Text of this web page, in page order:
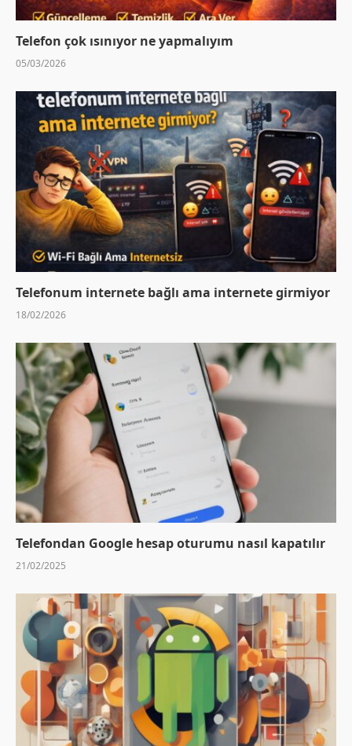
Telefon çok ısınıyor ne yapmalıyım
05/03/2026
Telefonum internete bağlı ama internete girmiyor
18/02/2026
Telefondan Google hesap oturumu nasıl kapatılır
21/02/2025